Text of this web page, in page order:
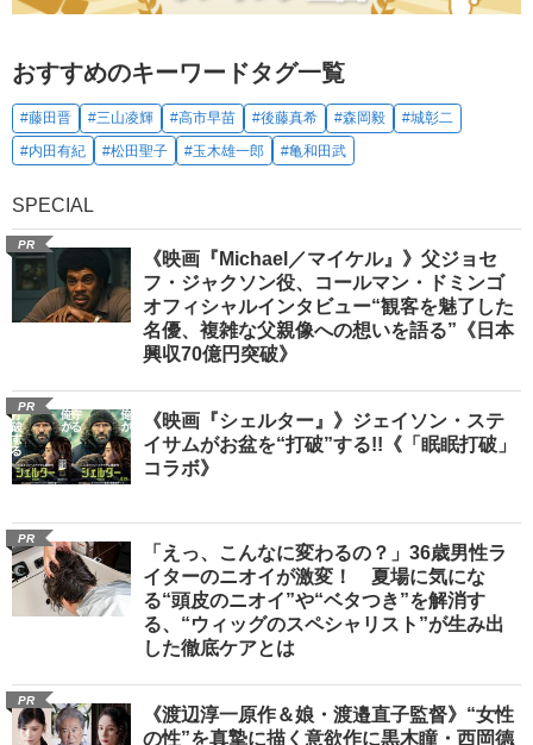
おすすめのキーワードタグ一覧
#藤田晋 #三山凌輝 #高市早苗 #後藤真希 #森岡毅
#城彰二
#内田有紀
#松田聖子 #玉木雄一郎 #亀和田武
SPECIAL
PR
《映画『Michael／マイケル』》父ジョセ
フ・ジャクソン役、コールマン・ドミンゴ
オフィシャルインタビュー“観客を魅了した
名優、複雑な父親像への想いを語る”《日本
興収70億円突破》
PR
《映画『シェルター』》ジェイソン・ステ
イサムがお盆を“打破”する!!《「眠眠打破」
コラボ》
PR
「えっ、こんなに変わるの？」36歳男性ラ
イターのニオイが激変！ 夏場に気にな
る“頭皮のニオイ”や“ベタつき”を解消す
る、“ウィッグのスペシャリスト”が生み出
した徹底ケアとは
PR
《渡辺淳一原作＆娘・渡邉直子監督》“女性
の性”を真摯に描く意欲作に黒木瞳・西岡德